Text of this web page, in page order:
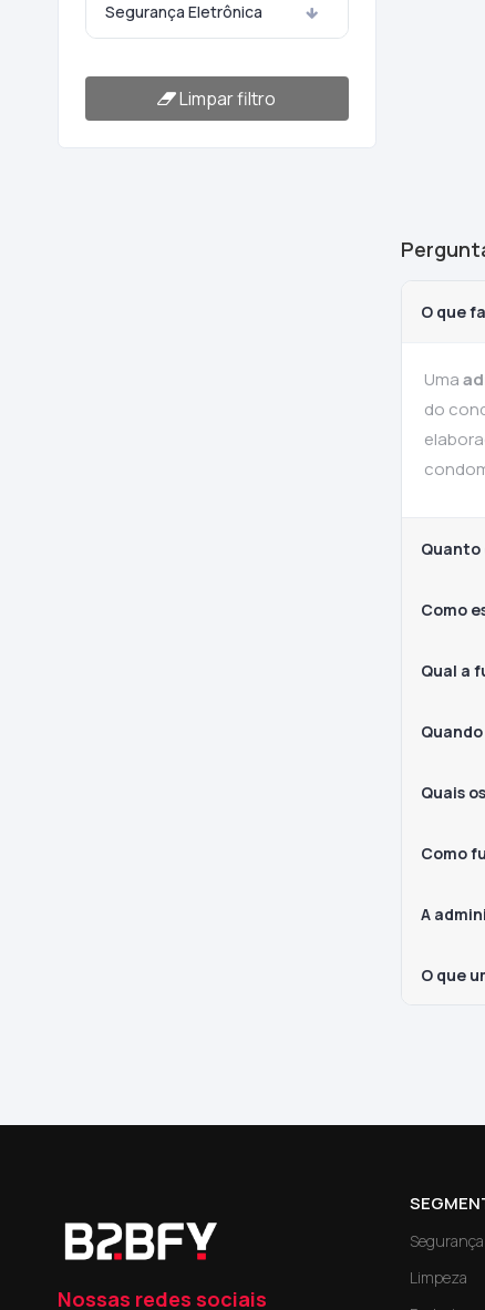
Segurança Eletrônica
Limpar filtro
O que
Uma
do
Quanto
Como
Qual a
Quais
Como
A
O que
Nossas redes sociais
Limpeza